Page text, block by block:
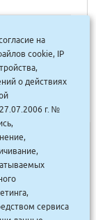
Купитьна
cookie, IP
о действиях
г. №
сервиса